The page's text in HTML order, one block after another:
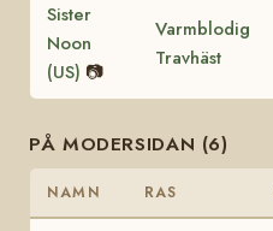
Sister
Noon
(US) 📷
Varmblodig
Travhäst
PÅ MODERSIDAN (6)
NAMN RAS